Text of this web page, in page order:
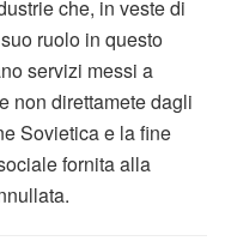
che, in veste di
ruolo in questo
servizi messi a
non direttamete dagli
Sovietica e la fine
fornita alla